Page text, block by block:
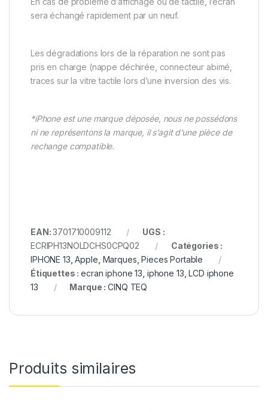
sera échangé rapidement par un neuf.
Les dégradations lors de la réparation ne sont pas
pris en charge (nappe déchirée, connecteur abimé,
traces sur la vitre tactile lors d’une inversion des vis.
*iPhone est une marque déposée, nous ne possédons
ni ne représentons la marque, il s’agit d’une pièce de
rechange compatible.
EAN:3701710009112
UGS :
ECRIPH13NOLDCHS0CPQ02
Catégories :
IPHONE 13 ,Apple Marques ,Pieces Portable
Étiquettes :ecran iphone 13 iphone 13 ,LCD iphone
13
Marque :CINQ TEQ
Produits similaires